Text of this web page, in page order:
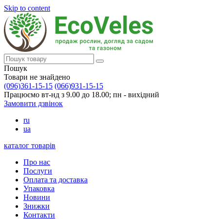
Skip to content
Пошук
Товари не знайдено
(096)361-15-15 (066)931-15-15
Працюємо вт-нд з 9.00 до 18.00; пн - вихідний
Замовити дзвінок
ru
ua
каталог товарів
Про нас
Послуги
Оплата та доставка
Упаковка
Новини
Знижки
Контакти